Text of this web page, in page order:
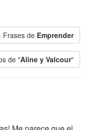
Frases de Emprender
de "Aline y Valcour"